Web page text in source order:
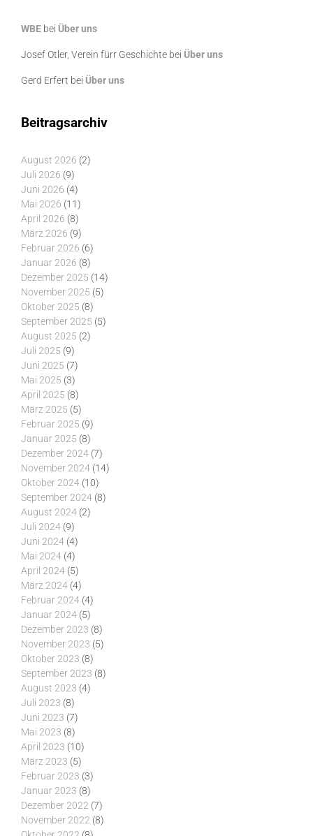
WBE bei Über uns
Josef Otler, Verein fürr Geschichte bei Über uns
Gerd Erfert bei Über uns
Beitragsarchiv
August 2026 (2)
Juli 2026 (9)
Juni 2026 (4)
Mai 2026 (11)
April 2026 (8)
März 2026 (9)
Februar 2026 (6)
Januar 2026 (8)
Dezember 2025 (14)
November 2025 (5)
Oktober 2025 (8)
September 2025 (5)
August 2025 (2)
Juli 2025 (9)
Juni 2025 (7)
Mai 2025 (3)
April 2025 (8)
März 2025 (5)
Februar 2025 (9)
Januar 2025 (8)
Dezember 2024 (7)
November 2024 (14)
Oktober 2024 (10)
September 2024 (8)
August 2024 (2)
Juli 2024 (9)
Juni 2024 (4)
Mai 2024 (4)
April 2024 (5)
März 2024 (4)
Februar 2024 (4)
Januar 2024 (5)
Dezember 2023 (8)
November 2023 (5)
Oktober 2023 (8)
September 2023 (8)
August 2023 (4)
Juli 2023 (8)
Juni 2023 (7)
Mai 2023 (8)
April 2023 (10)
März 2023 (5)
Februar 2023 (3)
Januar 2023 (8)
Dezember 2022 (7)
November 2022 (8)